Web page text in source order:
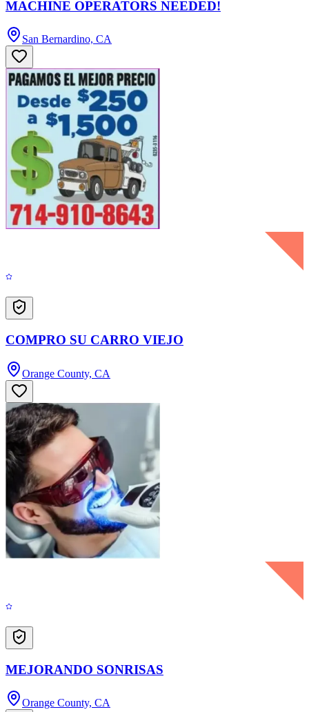
MACHINE OPERATORS NEEDED!
San Bernardino, CA
COMPRO SU CARRO VIEJO
Orange County, CA
MEJORANDO SONRISAS
Orange County, CA